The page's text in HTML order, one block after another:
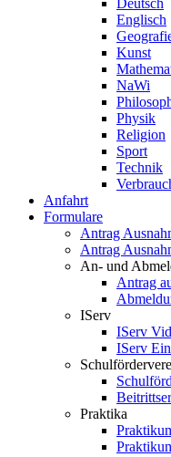
Deutsch
Englisch
Kunst
NaWi
Physik
Religion
Sport
Technik
Anfahrt
Formulare
Antrag
Antrag
An- und
Antrag
IServ
IServ
IServ
Praktika